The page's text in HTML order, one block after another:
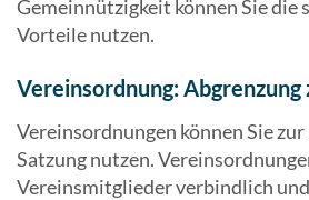
Gemeinnützigkeit können Sie die
Vorteile nutzen.
Vereinsordnung: Abgrenzung
Vereinsordnungen können Sie
Satzung nutzen.
Vereinsmitglieder verbindlich